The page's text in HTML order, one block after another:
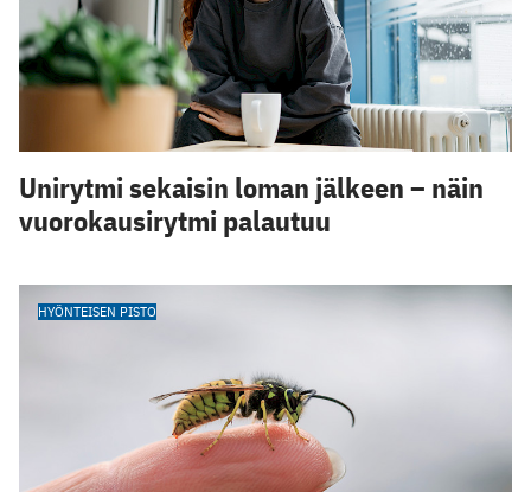
Unirytmi sekaisin loman jälkeen – näin
vuorokausirytmi palautuu
HYÖNTEISEN PISTO